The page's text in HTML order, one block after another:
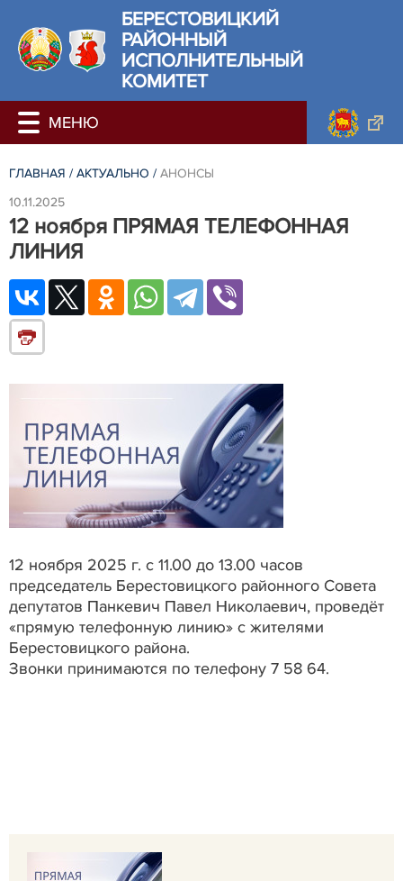
БЕРЕСТОВИЦКИЙ
РАЙОННЫЙ
ИСПОЛНИТЕЛЬНЫЙ
КОМИТЕТ
ГЛАВНАЯ / АКТУАЛЬНО / АНОНСЫ
10.11.2025
12 ноября ПРЯМАЯ ТЕЛЕФОННАЯ
ЛИНИЯ
12 ноября 2025 г. с 11.00 до 13.00 часов
председатель Берестовицкого районного Совета
депутатов Панкевич Павел Николаевич, проведёт
«прямую телефонную линию» с жителями
Берестовицкого района.
Звонки принимаются по телефону 7 58 64.